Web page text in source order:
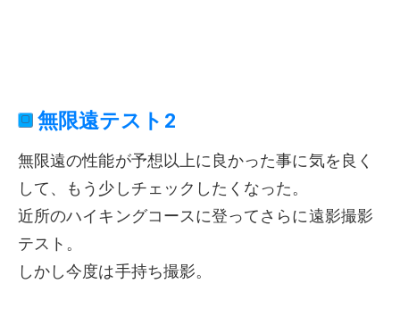
無限遠テスト2
無限遠の性能が予想以上に良かった事に気を良く
して、もう少しチェックしたくなった。
近所のハイキングコースに登ってさらに遠影撮影
テスト。
しかし今度は手持ち撮影。